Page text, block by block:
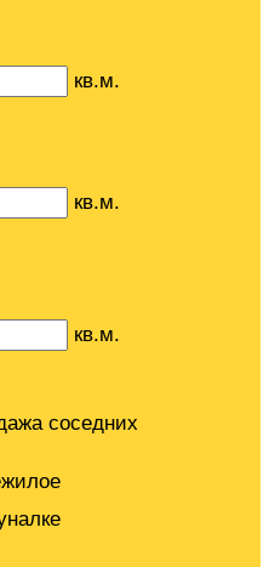
кв.м.
кв.м.
кв.м.
соседних